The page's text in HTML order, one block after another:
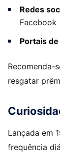
Redes
Facebook
Portais
Recomenda-
resgatar
Lançada em
frequência